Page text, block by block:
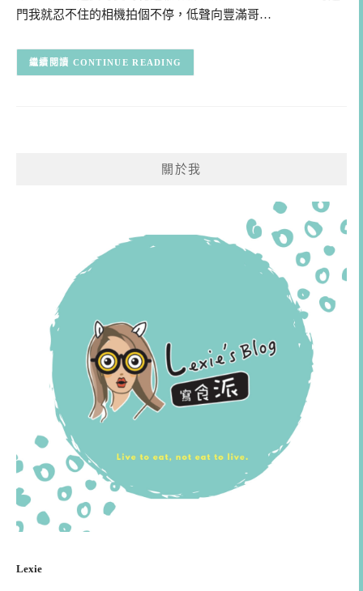
門我就忍不住的相機拍個不停，低聲向豐滿哥…
CONTINUE READING
關於我
Lexie